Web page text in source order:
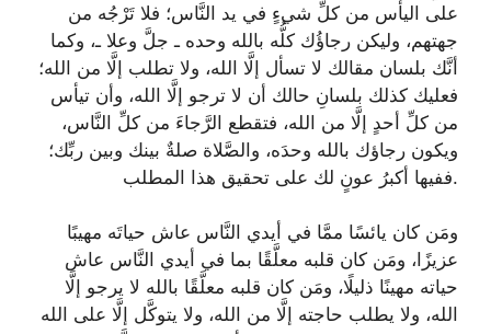
على اليأس من كلِّ شيءٍ في يد النَّاس؛ فلا تَرْجُه من
جهتهم، وليكن رجاؤُك كلُّه بالله وحده ـ جلَّ وعلا ـ، وكما
أنَّك بلسان مقالك لا تسأل إلَّا الله، ولا تطلب إلَّا من الله؛
فعليك كذلك بلسانِ حالك أن لا ترجو إلَّا الله، وأن تيأس
من كلِّ أحدٍ إلَّا من الله، فتقطع الرَّجاءَ من كلِّ النَّاس،
ويكون رجاؤك بالله وحدَه، والصَّلاة صلةٌ بينك وبين ربِّك؛
ففيها أكبرُ عونٍ لك على تحقيق هذا المطلب.
ومَن كان يائسًا ممَّا في أيدي النَّاس عاش حياتَه مهيبًا
عزيزًا، ومَن كان قلبه معلَّقًا بما في أيدي النَّاس عاش
حياته مهينًا ذليلًا، ومَن كان قلبه معلَّقًا بالله لا يرجو إلَّا
الله، ولا يطلب حاجته إلَّا من الله، ولا يتوكَّل إلَّا على الله